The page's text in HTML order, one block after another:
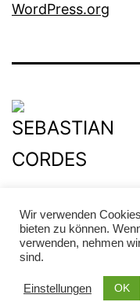
WordPress.org
Stolz präsentiert
Wir verwenden
bieten zu können.
verwenden, nehmen
sind.
Einstellungen OK